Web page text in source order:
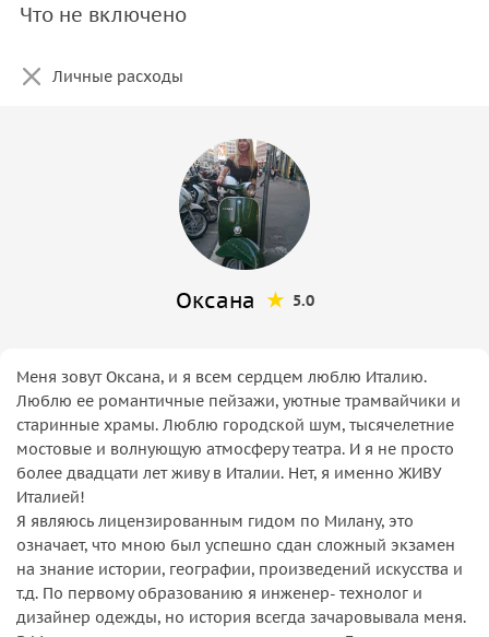
Что не включено
Личные расходы
Оксана 5.0
Меня зовут Оксана, и я всем сердцем люблю Италию.
Люблю ее романтичные пейзажи, уютные трамвайчики и
старинные храмы. Люблю городской шум, тысячелетние
мостовые и волнующую атмосферу театра. И я не просто
более двадцати лет живу в Италии. Нет, я именно ЖИВУ
Италией!
Я являюсь лицензированным гидом по Милану, это
означает, что мною был успешно сдан сложный экзамен
на знание истории, географии, произведений искусства и
т.д. По первому образованию я инженер- технолог и
дизайнер одежды, но история всегда зачаровывала меня.